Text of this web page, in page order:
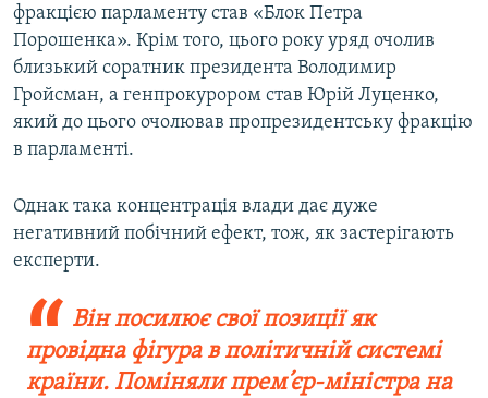
фракцією парламенту став «Блок Петра
Порошенка». Крім того, цього року уряд очолив
близький соратник президента Володимир
Гройсман, а генпрокурором став Юрій Луценко,
який до цього очолював пропрезидентську фракцію
в парламенті.
Однак така концентрація влади дає дуже
негативний побічний ефект, тож, як застерігають
експерти.
Він посилює свої позиції як
провідна фігура в політичній системі
країни. Поміняли прем’єр-міністра на